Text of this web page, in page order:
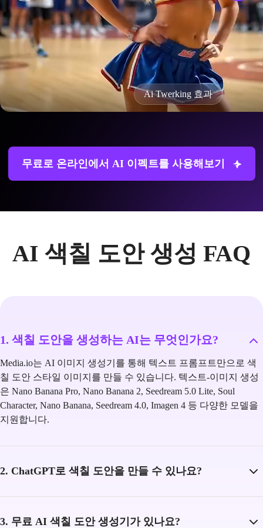
Ai Twerking 효과
무료로 온라인에서 AI 이펙트를 사용해보기
AI 색칠 도안 생성 FAQ
1. 색칠 도안을 생성하는 AI는 무엇인가요?
Media.io는 AI 이미지 생성기를 통해 텍스트 프롬프트만으로 색
칠 도안 스타일 이미지를 만들 수 있습니다. 텍스트-이미지 생성
은 Nano Banana Pro, Nano Banana 2, Seedream 5.0 Lite, Soul
Character, Nano Banana, Seedream 4.0, Imagen 4 등 다양한 모델을
지원합니다.
2. ChatGPT로 색칠 도안을 만들 수 있나요?
3. 무료 AI 색칠 도안 생성기가 있나요?